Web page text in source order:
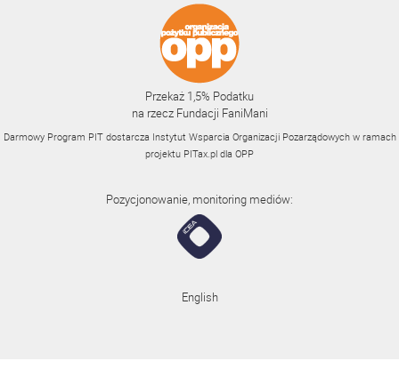
Przekaż 1,5% Podatku
na rzecz Fundacji FaniMani
Darmowy Program PIT dostarcza Instytut Wsparcia Organizacji Pozarządowych w ramach
projektu PITax.pl dla OPP
Pozycjonowanie, monitoring mediów:
English